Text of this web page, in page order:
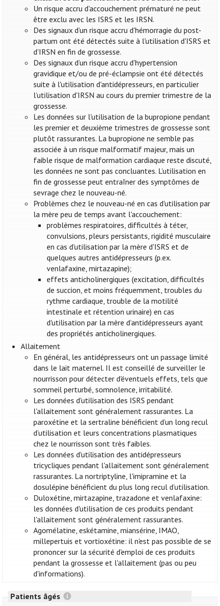
Un risque accru d'accouchement prématuré ne peut
être exclu avec les ISRS et les IRSN.
Des signaux d’un risque accru d'hémorragie du post-
partum ont été détectés suite à l'utilisation d'ISRS et
d'IRSN en fin de grossesse.
Des signaux d’un risque accru d'hypertension
gravidique et/ou de pré-éclampsie ont été détectés
suite à l'utilisation d'antidépresseurs, en particulier
l’utilisation d'IRSN au cours du premier trimestre de la
grossesse.
Les données sur l'utilisation de la bupropione pendant
les premier et deuxième trimestres de grossesse sont
plutôt rassurantes. La bupropione ne semble pas
associée à un risque malformatif majeur, mais un
faible risque de malformation cardiaque reste discuté,
les données ne sont pas concluantes. L’utilisation en
fin de grossesse peut entraîner des symptômes de
sevrage chez le nouveau-né.
Problèmes chez le nouveau-né en cas d'utilisation par
la mère peu de temps avant l'accouchement:
problèmes respiratoires, difficultés à téter,
convulsions, pleurs persistants, rigidité musculaire
en cas d'utilisation par la mère d'ISRS et de
quelques autres antidépresseurs (p.ex.
venlafaxine, mirtazapine);
effets anticholinergiques (excitation, difficultés
de succion, et moins fréquemment, troubles du
rythme cardiaque, trouble de la motilité
intestinale et rétention urinaire) en cas
d'utilisation par la mère d’antidépresseurs ayant
des propriétés anticholinergiques.
Allaitement
En général, les antidépresseurs ont un passage limité
dans le lait maternel. Il est conseillé de surveiller le
nourrisson pour détecter d'éventuels effets, tels que
sommeil perturbé, somnolence, irritabilité.
Les données d'utilisation des ISRS pendant
l'allaitement sont généralement rassurantes. La
paroxétine et la sertraline bénéficient d’un long recul
d’utilisation et leurs concentrations plasmatiques
chez le nourrisson sont très faibles.
Les données d'utilisation des antidépresseurs
tricycliques pendant l'allaitement sont généralement
rassurantes. La nortriptyline, l'imipramine et la
dosulépine bénéficient du plus long recul d’utilisation.
Duloxétine, mirtazapine, trazadone et venlafaxine:
les données d'utilisation de ces produits pendant
l'allaitement sont généralement rassurantes.
Agomélatine, eskétamine, miansérine, IMAO,
millepertuis et vortioxétine: il n'est pas possible de se
prononcer sur la sécurité d'emploi de ces produits
pendant la grossesse et l'allaitement (pas ou peu
d'informations).
Patients âgés